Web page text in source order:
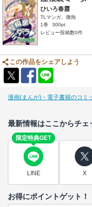
ひいろ春霞
TLマンガ、微熱
1巻
300pt
レビュー投稿数0件
この作品をシェアしよう
漫画(まんが)・電子書籍のコミ
最新情報はここからチェ
限定特典GET
LINE X
お得にポイントゲット！